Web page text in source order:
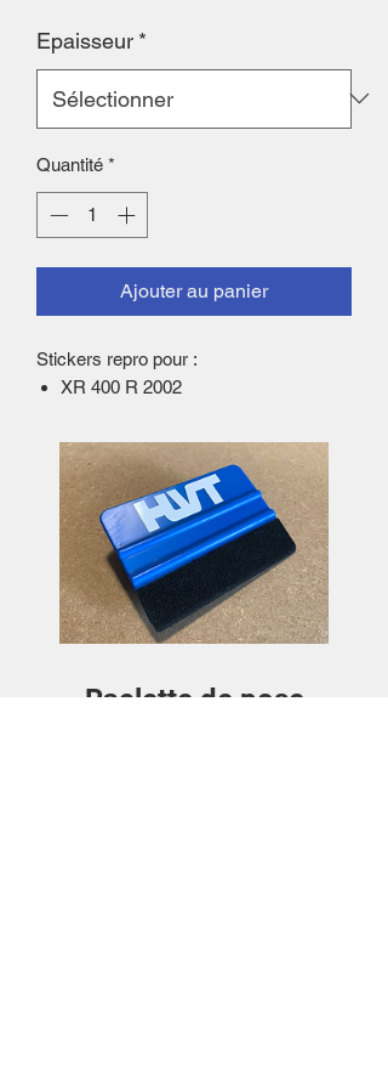
Epaisseur *
Quantité *
Ajouter au panier
Stickers repro pour :
XR 400 R 2002
Raclette de pose